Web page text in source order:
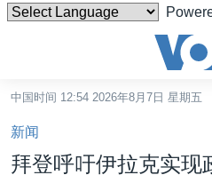
碍
链
接
跳
中国时间 12:54 2026年8月7日 星期五
新闻
拜登呼吁伊拉克实现